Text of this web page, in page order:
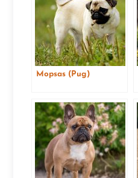
Mopsas (Pug)